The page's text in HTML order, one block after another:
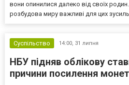
вони опинилися далеко від своїх
розбудова миру важливі для цих
Суспільство 14:00, 31 липня
НБУ підняв облікову
причини посилення